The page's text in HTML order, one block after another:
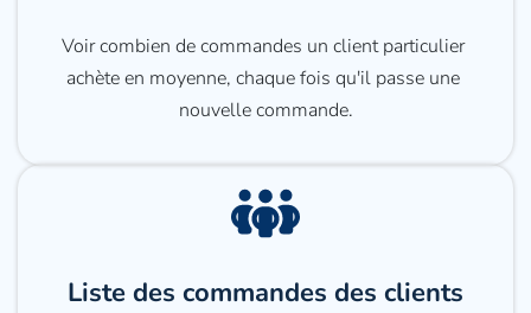
Voir combien de commandes un client particulier
achète en moyenne, chaque fois qu'il passe une
nouvelle commande.
Liste des commandes des clients